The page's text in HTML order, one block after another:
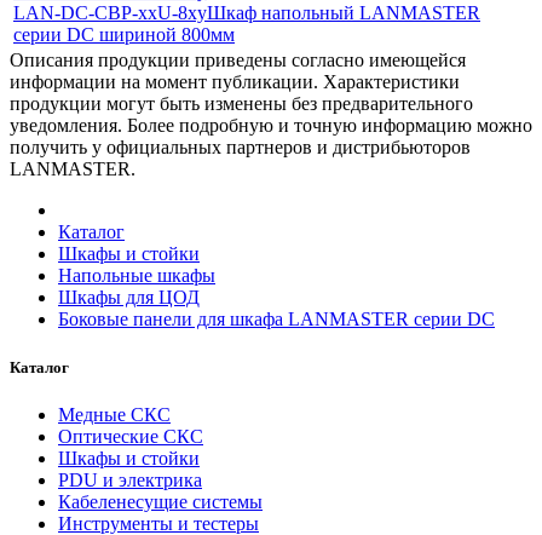
LAN-DC-CBP-xxU-8xyШкаф напольный LANMASTER
серии DC шириной 800мм
Описания продукции приведены согласно имеющейся
информации на момент публикации. Характеристики
продукции могут быть изменены без предварительного
уведомления. Более подробную и точную информацию можно
получить у официальных партнеров и дистрибьюторов
LANMASTER.
Каталог
Шкафы и стойки
Напольные шкафы
Шкафы для ЦОД
Боковые панели для шкафа LANMASTER серии DC
Каталог
Медные СКС
Оптические СКС
Шкафы и стойки
PDU и электрика
Кабеленесущие системы
Инструменты и тестеры